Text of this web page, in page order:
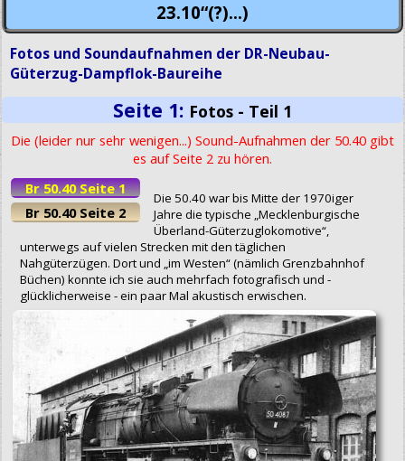
23.10“(?)...)
Fotos und Soundaufnahmen der DR-Neubau-
Güterzug-Dampflok-Baureihe
Seite 1: Fotos - Teil 1
Die (leider nur sehr wenigen...) Sound-Aufnahmen der 50.40 gibt
es auf Seite 2 zu hören.
Br 50.40 Seite 1
Br 50.40 Seite 2
Die 50.40 war bis Mitte der 1970iger
Jahre die typische „Mecklenburgische
Überland-Güterzuglokomotive“,
unterwegs auf vielen Strecken mit den täglichen
Nahgüterzügen. Dort und „im Westen“ (nämlich Grenzbahnhof
Büchen) konnte ich sie auch mehrfach fotografisch und -
glücklicherweise - ein paar Mal akustisch erwischen.